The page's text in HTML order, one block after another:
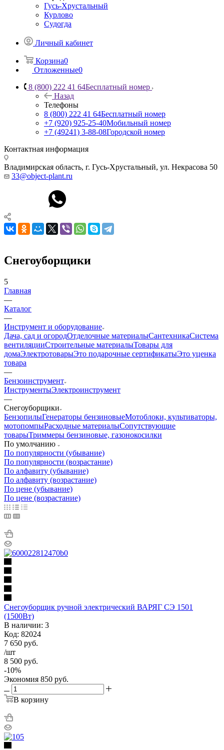
Гусь-Хрустальный
Курлово
Судогда
Личный кабинет
Корзина0
Отложенные0
8 (800) 222 41 64Бесплатный номер
Назад
Телефоны
8 (800) 222 41 64Бесплатный номер
+7 (920) 925-25-40Мобильный номер
+7 (49241) 3-88-08Городской номер
Контактная информация
Владимирская область, г. Гусь-Хрустальный, ул. Некрасова 50
33@object-plant.ru
Снегоуборщики
5
Главная
—
Каталог
—
Инструмент и оборудование
Дача, сад и огородОтделочные материалыСантехникаСистема
вентиляцииСтроительные материалыТовары для
домаЭлектротоварыЭто подарочные сертификатыЭто уценка
товара
—
Бензоинструмент
ИнструментыЭлектроинструмент
—
Снегоуборщики
БензопилыГенераторы бензиновыеМотоблоки, культиваторы,
мотопомпыРасходные материалыСопутствующие
товарыТриммеры бензиновые, газонокосилки
По умолчанию
По популярности (убывание)
По популярности (возрастание)
По алфавиту (убывание)
По алфавиту (возрастание)
По цене (убывание)
По цене (возрастание)
Снегоуборщик ручной электрический ВАРЯГ СЭ 1501
(1500Вт)
В наличии: 3
Код: 82024
7 650 руб.
/шт
8 500 руб.
-10%
Экономия 850 руб.
В корзину